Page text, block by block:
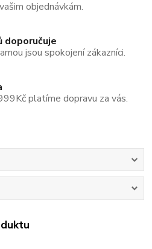
objednávkám.
doporučuje
jsou spokojení zákazníci.
platíme dopravu za vás.